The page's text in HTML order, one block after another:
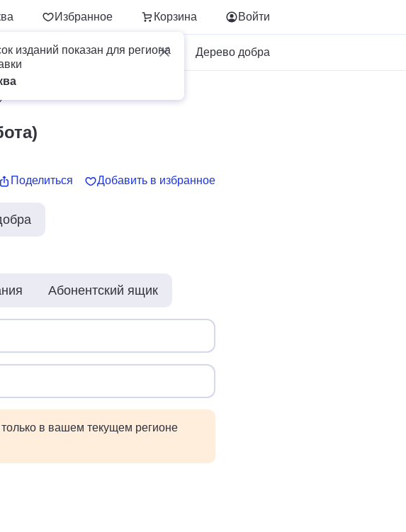
Избранное Корзина
изданий показан для региона
Войти
Для бизнеса Дерево добра
Поделиться Добавить в избранное
Абонентский ящик
в вашем текущем регионе